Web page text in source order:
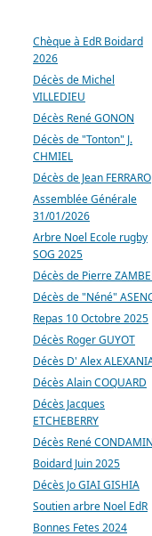
Chèque à EdR Boidard
2026
Décès de Michel
VILLEDIEU
Décès René GONON
Décès de "Tonton" J.
CHMIEL
Décès de Jean FERRARO
Assemblée Générale
31/01/2026
Arbre Noel Ecole rugby
SOG 2025
Décès de Pierre
Décès de "Néné"
Repas 10 Octobre 2025
Décès Roger GUYOT
Décès D' Alex
Décès Alain COQUARD
Décès Jacques
ETCHEBERRY
Décès René CONDAMIN
Boidard Juin 2025
Décès Jo GIAI GISHIA
Soutien arbre Noel EdR
Bonnes Fetes 2024